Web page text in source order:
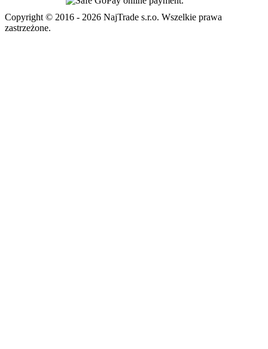
Copyright © 2016 - 2026 NajTrade s.r.o. Wszelkie prawa
zastrzeżone.